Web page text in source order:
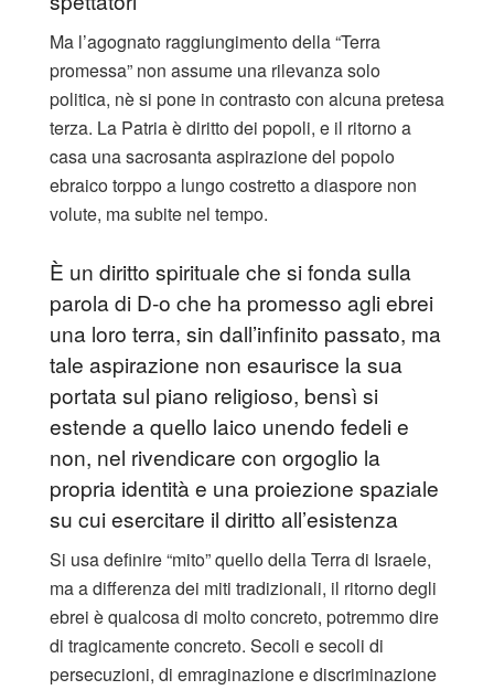
Ma l’agognato raggiungimento della “Terra
promessa” non assume una rilevanza solo
politica, nè si pone in contrasto con alcuna pretesa
terza. La Patria è diritto dei popoli, e il ritorno a
casa una sacrosanta aspirazione del popolo
ebraico torppo a lungo costretto a diaspore non
volute, ma subite nel tempo.
È un diritto spirituale che si fonda sulla
parola di D-o che ha promesso agli ebrei
una loro terra, sin dall’infinito passato, ma
tale aspirazione non esaurisce la sua
portata sul piano religioso, bensì si
estende a quello laico unendo fedeli e
non, nel rivendicare con orgoglio la
propria identità e una proiezione spaziale
su cui esercitare il diritto all’esistenza
Si usa definire “mito” quello della Terra di Israele,
ma a differenza dei miti tradizionali, il ritorno degli
ebrei è qualcosa di molto concreto, potremmo dire
di tragicamente concreto. Secoli e secoli di
persecuzioni, di emraginazione e discriminazione